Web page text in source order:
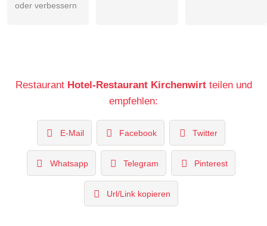
oder verbessern
Restaurant Hotel-Restaurant Kirchenwirtteilen und
empfehlen:
E-Mail Facebook Twitter
Whatsapp Telegram Pinterest
Url/Link kopieren